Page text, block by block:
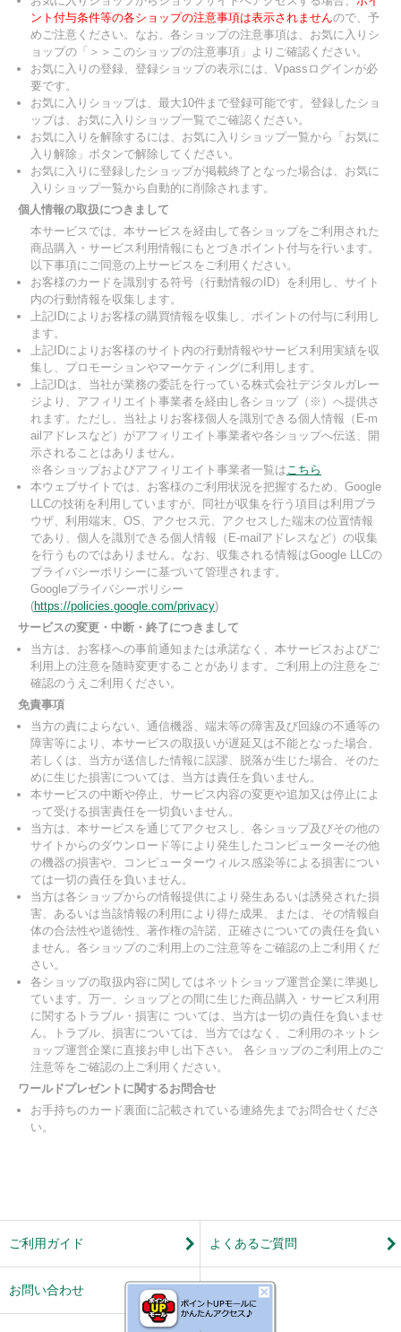
ント付与条件等の各ショップの注意事項は表示されませんので、予
めご注意ください。なお、各ショップの注意事項は、お気に入りシ
ョップの「＞＞このショップの注意事項」よりご確認ください。
お気に入りの登録、登録ショップの表示には、Vpassログインが必
要です。
お気に入りショップは、最大10件まで登録可能です。登録したショ
ップは、お気に入りショップ一覧でご確認ください。
お気に入りを解除するには、お気に入りショップ一覧から「お気に
入り解除」ボタンで解除してください。
お気に入りに登録したショップが掲載終了となった場合は、お気に
入りショップ一覧から自動的に削除されます。
個人情報の取扱につきまして
本サービスでは、本サービスを経由して各ショップをご利用された
商品購入・サービス利用情報にもとづきポイント付与を行います。
以下事項にご同意の上サービスをご利用ください。
お客様のカードを識別する符号（行動情報のID）を利用し、サイト
内の行動情報を収集します。
上記IDによりお客様の購買情報を収集し、ポイントの付与に利用し
ます。
上記IDによりお客様のサイト内の行動情報やサービス利用実績を収
集し、プロモーションやマーケティングに利用します。
上記IDは、当社が業務の委託を行っている株式会社デジタルガレー
ジより、アフィリエイト事業者を経由し各ショップ（※）へ提供さ
れます。ただし、当社よりお客様個人を識別できる個人情報（E-m
ailアドレスなど）がアフィリエイト事業者や各ショップへ伝送、開
示されることはありません。
※各ショップおよびアフィリエイト事業者一覧はこちら
本ウェブサイトでは、お客様のご利用状況を把握するため、Google
LLCの技術を利用していますが、同社が収集を行う項目は利用ブラ
ウザ、利用端末、OS、アクセス元、アクセスした端末の位置情報
であり、個人を識別できる個人情報（E-mailアドレスなど）の収集
を行うものではありません。なお、収集される情報はGoogle LLCの
プライバシーポリシーに基づいて管理されます。
Googleプライバシーポリシー
(https://policies.google.com/privacy)
サービスの変更・中断・終了につきまして
当方は、お客様への事前通知または承諾なく、本サービスおよびご
利用上の注意を随時変更することがあります。ご利用上の注意をご
確認のうえご利用ください。
免責事項
当方の責によらない、通信機器、端末等の障害及び回線の不通等の
障害等により、本サービスの取扱いが遅延又は不能となった場合、
若しくは、当方が送信した情報に誤謬、脱落が生じた場合、そのた
めに生じた損害については、当方は責任を負いません。
本サービスの中断や停止、サービス内容の変更や追加又は停止によ
って受ける損害責任を一切負いません。
当方は、本サービスを通じてアクセスし、各ショップ及びその他の
サイトからのダウンロード等により発生したコンピューターその他
の機器の損害や、コンピューターウィルス感染等による損害につい
ては一切の責任を負いません。
当方は各ショップからの情報提供により発生あるいは誘発された損
害、あるいは当該情報の利用により得た成果、または、その情報自
体の合法性や道徳性、著作権の許諾、正確さについての責任を負い
ません。各ショップのご利用上のご注意等をご確認の上ご利用くだ
さい。
各ショップの取扱内容に関してはネットショップ運営企業に準拠し
ています。万一、ショップとの間に生じた商品購入・サービス利用
に関するトラブル・損害に ついては、当方は一切の責任を負いませ
ん。トラブル、損害については、当方ではなく、ご利用のネットシ
ョップ運営企業に直接お申し出下さい。 各ショップのご利用上のご
注意等をご確認の上ご利用ください。
ワールドプレゼントに関するお問合せ
お手持ちのカード裏面に記載されている連絡先までお問合せくださ
い。
ご利用ガイド よくあるご質問
お問い合わせ